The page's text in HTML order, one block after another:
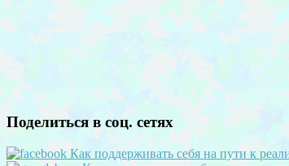
Поделиться в соц. сетях